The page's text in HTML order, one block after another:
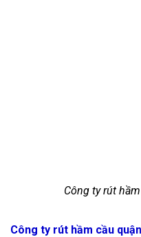
Công ty rút
Công ty rút hầm cầu